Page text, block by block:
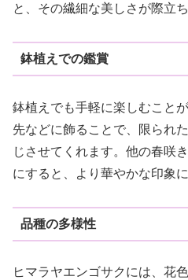
と、その繊細な美しさが際立ち
鉢植えでの鑑賞
鉢植えでも手軽に楽しむこと
先などに飾ることで、限られ
じさせてくれます。他の春咲
にすると、より華やかな印象に
品種の多様性
ヒマラヤエンゴサクには、花